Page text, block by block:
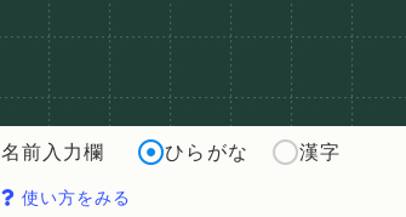
名前入力欄 ひらがな 漢字
使い方をみる